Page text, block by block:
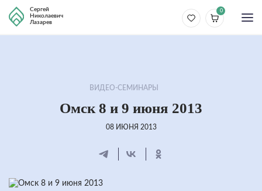
Сергей
Николаевич
Лазарев
0
ВИДЕО-СЕМИНАРЫ
Омск 8 и 9 июня 2013
08 ИЮНЯ 2013